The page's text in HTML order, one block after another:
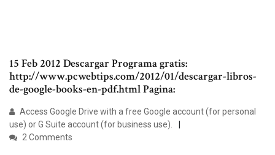
15 Feb 2012 Descargar Programa gratis:
http://www.pcwebtips.com/2012/01/descargar-libros-
de-google-books-en-pdf.html Pagina:
Access Google Drive with a free Google account (for personal
use) or G Suite account (for business use).
2 Comments